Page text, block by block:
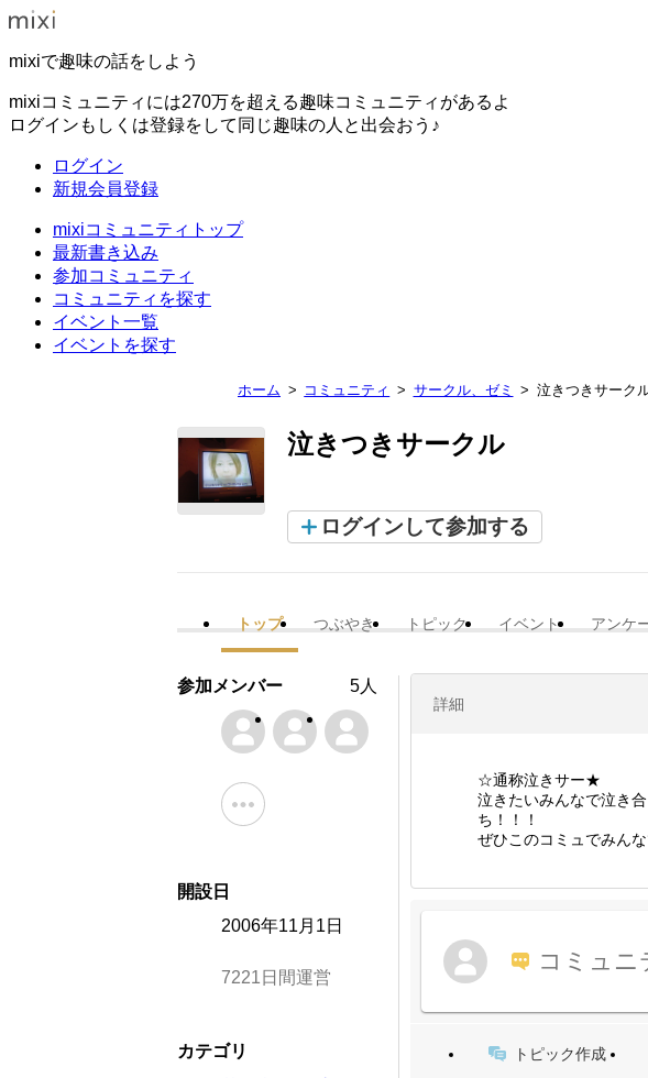
mixiで趣味の話をしよう
mixiコミュニティには270万を超える趣味コミュニティがあるよ
ログインもしくは登録をして同じ趣味の人と出会おう♪
ログイン
新規会員登録
mixiコミュニティトップ
最新書き込み
参加コミュニティ
コミュニティを探す
イベント一覧
イベントを探す
ホーム コミュニティ サークル、ゼミ 泣きつきサーク
泣きつきサークル
ログインして参加する
トップ つぶやき トピック イベント アンケ
詳細
☆通称泣きサー★
泣きたいみんなで泣き
ち！！！
ぜひこのコミュでみん
コミュニ
トピック作成
参加メンバー 5人
開設日
2006年11月1日
7221日間運営
カテゴリ